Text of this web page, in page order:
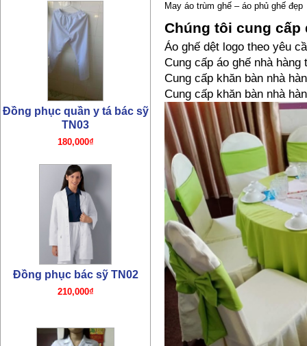
May áo trùm ghế – áo phủ ghế đẹp
Chúng tôi cung cấp
Áo ghế dệt logo theo yêu
Cung cấp áo ghế nhà
Cung cấp khăn bàn nhà
Cung cấp khăn bàn nhà
Đồng phục bác sỹ TN02
210,000₫
Đồng phục y tá TN01
180,000₫